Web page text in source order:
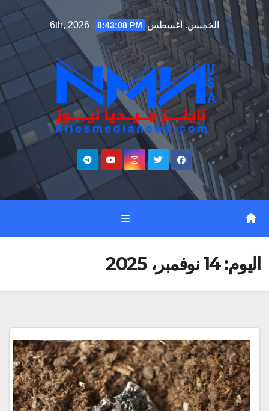
Skip
to
content
الخميس. أغسطس 6th, 2026 8:43:09 PM
اليوم:14 نوفمبر، 2025